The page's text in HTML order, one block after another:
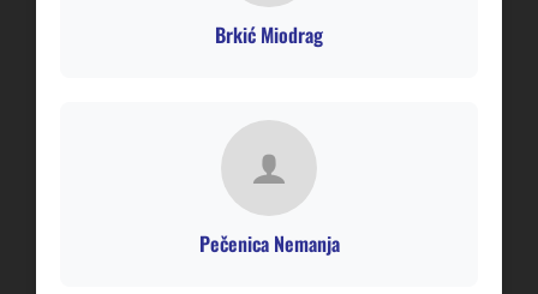
Brkić Miodrag
Pečenica Nemanja